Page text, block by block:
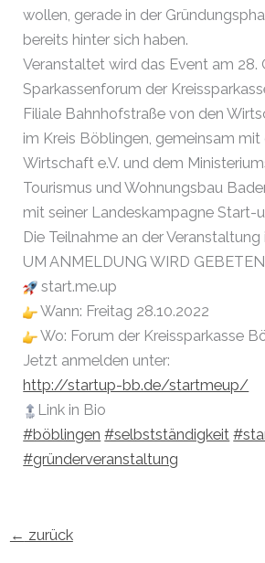
wollen, gerade in der
bereits hinter sich haben.
Veranstaltet wird das Event am 28.
Sparkassenforum der
Filiale Bahnhofstraße von den
im Kreis Böblingen, gemeinsam mit
Wirtschaft e.V. und dem
Tourismus und Wohnungsbau
mit seiner Landeskampagne Start-
Die Teilnahme an der
UM ANMELDUNG WIRD GEBETEN
start.me.up
Wann: Freitag 28.10.2022
Wo: Forum der Kreissparkasse
Jetzt anmelden unter:
http://startup-bb.de/startmeup/
Link in Bio
#böblingen #selbstständigkeit
#gründerveranstaltung
← zurück